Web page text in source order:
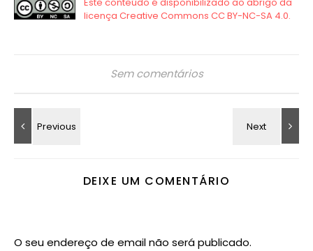
Sem comentários
DEIXE UM COMENTÁRIO
O seu endereço de email não será publicado.